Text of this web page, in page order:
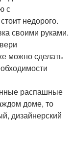
с
недорого.
своими руками.
можно сделать
распашные
доме, то
дизайнерский